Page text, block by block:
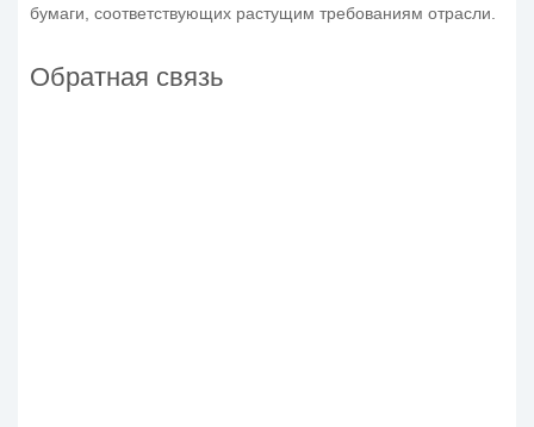
бумаги, соответствующих растущим требованиям отрасли.
Обратная связь